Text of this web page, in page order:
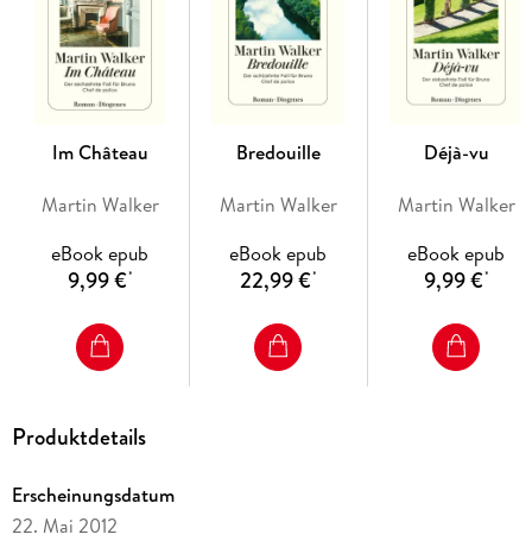
Im Château
Martin Walker
eBook epub
9,99 €*
Bredouille
Martin Walker
eBook epub
22,99 €*
Déjà-vu
Martin Walker
eBook epub
9,99 €*
Produktdetails
Erscheinungsdatum
22. Mai 2012